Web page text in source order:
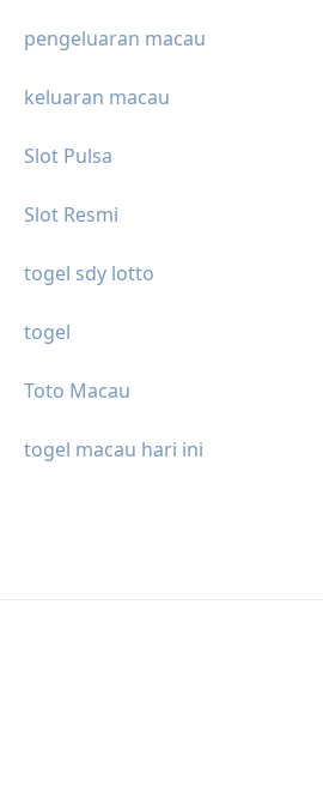
pengeluaran macau
keluaran macau
Slot Pulsa
Slot Resmi
togel sdy lotto
togel
Toto Macau
togel macau hari ini